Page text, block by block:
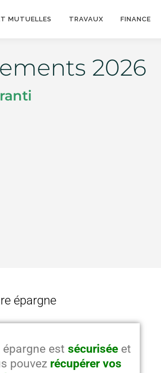
MUTUELLES TRAVAUX FINANCE
2026
épargne
épargne estsécurisée et
pouvez récupérer vos